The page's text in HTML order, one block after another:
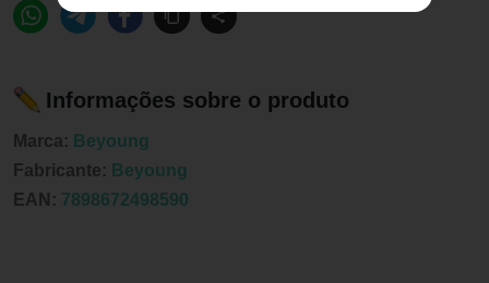
Informações sobre o produto
Marca: Beyoung
Fabricante: Beyoung
EAN: 7898672498590